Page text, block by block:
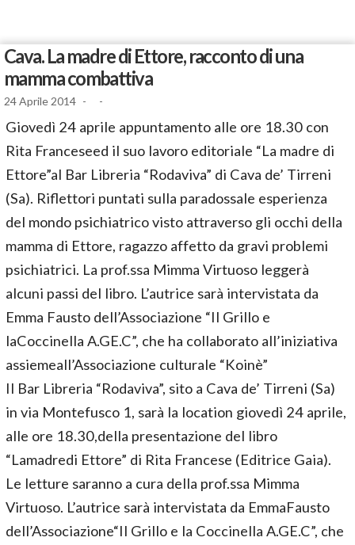
Cava. La madre di Ettore, racconto di una
mamma combattiva
24 Aprile 2014 - -
Giovedì 24 aprile appuntamento alle ore 18.30 con
Rita Franceseed il suo lavoro editoriale “La madre di
Ettore”al Bar Libreria “Rodaviva” di Cava de’ Tirreni
(Sa). Riflettori puntati sulla paradossale esperienza
del mondo psichiatrico visto attraverso gli occhi della
mamma di Ettore, ragazzo affetto da gravi problemi
psichiatrici. La prof.ssa Mimma Virtuoso leggerà
alcuni passi del libro. L’autrice sarà intervistata da
Emma Fausto dell’Associazione “Il Grillo e
laCoccinella A.GE.C”, che ha collaborato all’iniziativa
assiemeall’Associazione culturale “Koinè”
Il Bar Libreria “Rodaviva”, sito a Cava de’ Tirreni (Sa)
in via Montefusco 1, sarà la location giovedì 24 aprile,
alle ore 18.30,della presentazione del libro
“Lamadredi Ettore” di Rita Francese (Editrice Gaia).
Le letture saranno a cura della prof.ssa Mimma
Virtuoso. L’autrice sarà intervistata da EmmaFausto
dell’Associazione“Il Grillo e la Coccinella A.GE.C”, che